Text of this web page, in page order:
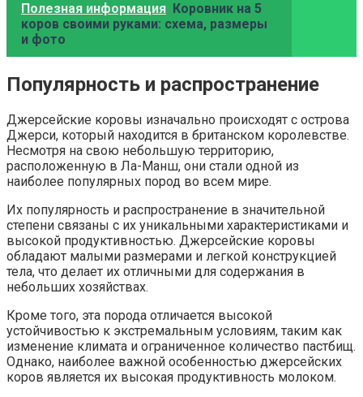
Полезная информация Коровник на 5
коров своими руками: схема, размеры
и фото
Популярность и распространение
Джерсейские коровы изначально происходят с острова
Джерси, который находится в британском королевстве.
Несмотря на свою небольшую территорию,
расположенную в Ла-Манш, они стали одной из
наиболее популярных пород во всем мире.
Их популярность и распространение в значительной
степени связаны с их уникальными характеристиками и
высокой продуктивностью. Джерсейские коровы
обладают малыми размерами и легкой конструкцией
тела, что делает их отличными для содержания в
небольших хозяйствах.
Кроме того, эта порода отличается высокой
устойчивостью к экстремальным условиям, таким как
изменение климата и ограниченное количество пастбищ.
Однако, наиболее важной особенностью джерсейских
коров является их высокая продуктивность молоком.